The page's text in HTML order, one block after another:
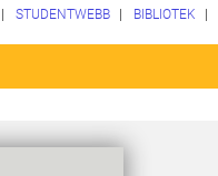
STUDENTWEBB BIBLIOTEK